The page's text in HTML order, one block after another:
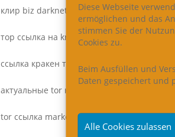
Diese Webseite
ermöglichen und das
stimmen Sie der
Cookies zu.
Beim Ausfüllen und
Daten gespeichert und
Alle Cookies zulassen
клир biz dark­net krakenonion
тор ссылка на kra­ken ссылка на кракен
ссылка кракен точка oni­on kraken
актуальные tor кракен kra­ken darknet
tor ссылка mar­ket kra­ken darknet